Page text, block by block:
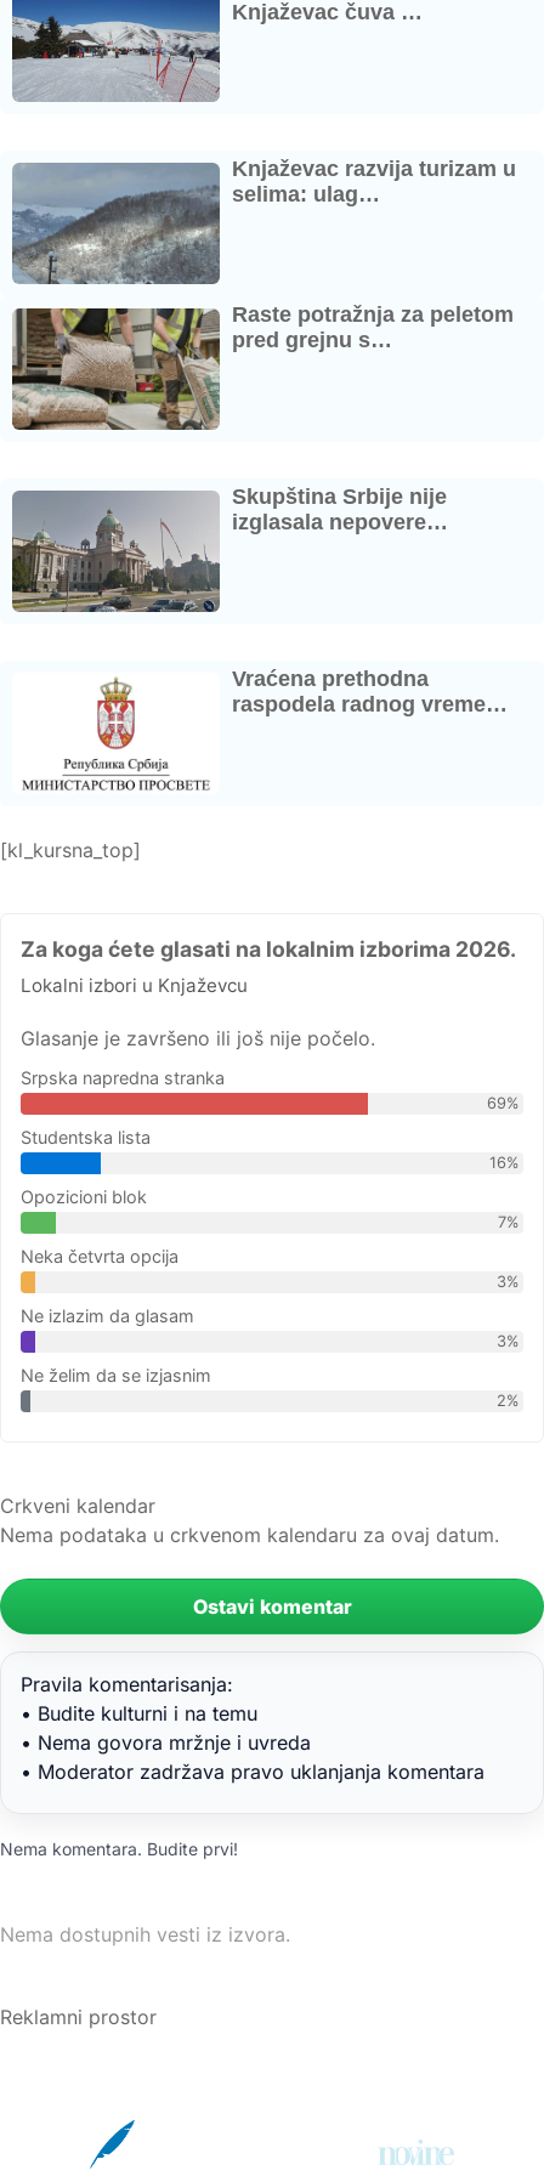
Knjaževac čuva …
Knjaževac razvija turizam u
selima: ulag…
Raste potražnja za peletom
pred grejnu s…
Skupština Srbije nije
izglasala nepovere…
Vraćena prethodna
raspodela radnog vreme…
[kl_kursna_top]
Za koga ćete glasati na lokalnim izborima 2026.
Lokalni izbori u Knjaževcu
Glasanje je završeno ili još nije počelo.
Srpska napredna stranka
69%
Studentska lista
16%
Opozicioni blok
7%
Neka četvrta opcija
3%
Ne izlazim da glasam
3%
Ne želim da se izjasnim
2%
Crkveni kalendar
Nema podataka u crkvenom kalendaru za ovaj datum.
Ostavi komentar
Pravila komentarisanja:
• Budite kulturni i na temu
• Nema govora mržnje i uvreda
• Moderator zadržava pravo uklanjanja komentara
Nema komentara. Budite prvi!
Nema dostupnih vesti iz izvora.
Reklamni prostor